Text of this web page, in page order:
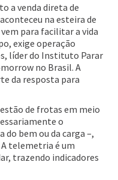
a venda direta de
na esteira de
para facilitar a vida
exige operação
líder do Instituto Parar
no Brasil. A
da resposta para
de frotas em meio
o
bem ou da carga –,
telemetria é um
trazendo indicadores